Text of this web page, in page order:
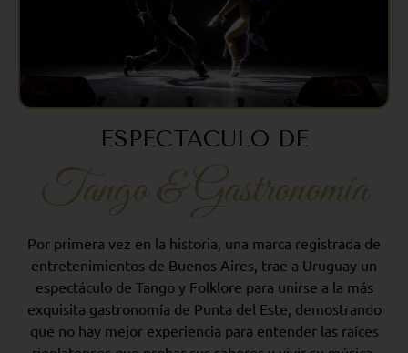
ESPECTACULO DE
Tango & Gastronomía
Por primera vez en la historia, una marca registrada de
entretenimientos de Buenos Aires, trae a Uruguay un
espectáculo de Tango y Folklore para unirse a la más
exquisita gastronomía de Punta del Este, demostrando
que no hay mejor experiencia para entender las raíces